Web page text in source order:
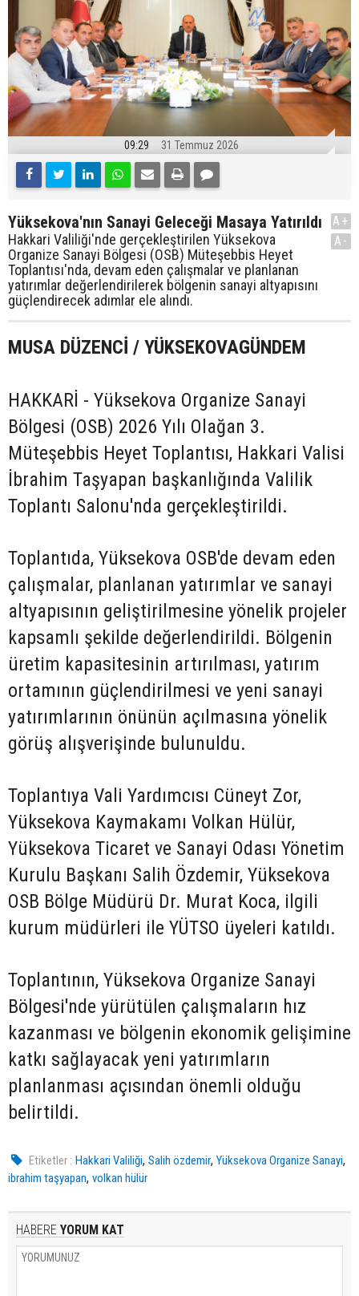
09:29 31 Temmuz 2026
Yüksekova'nın Sanayi Geleceği Masaya Yatırıldı
Hakkari Valiliği'nde gerçekleştirilen Yüksekova
Organize Sanayi Bölgesi (OSB) Müteşebbis Heyet
Toplantısı'nda, devam eden çalışmalar ve planlanan
yatırımlar değerlendirilerek bölgenin sanayi altyapısını
güçlendirecek adımlar ele alındı.
A+
A-
MUSA DÜZENCİ / YÜKSEKOVAGÜNDEM
HAKKARİ - Yüksekova Organize Sanayi
Bölgesi (OSB) 2026 Yılı Olağan 3.
Müteşebbis Heyet Toplantısı, Hakkari Valisi
İbrahim Taşyapan başkanlığında Valilik
Toplantı Salonu'nda gerçekleştirildi.
Toplantıda, Yüksekova OSB'de devam eden
çalışmalar, planlanan yatırımlar ve sanayi
altyapısının geliştirilmesine yönelik projeler
kapsamlı şekilde değerlendirildi. Bölgenin
üretim kapasitesinin artırılması, yatırım
ortamının güçlendirilmesi ve yeni sanayi
yatırımlarının önünün açılmasına yönelik
görüş alışverişinde bulunuldu.
Toplantıya Vali Yardımcısı Cüneyt Zor,
Yüksekova Kaymakamı Volkan Hülür,
Yüksekova Ticaret ve Sanayi Odası Yönetim
Kurulu Başkanı Salih Özdemir, Yüksekova
OSB Bölge Müdürü Dr. Murat Koca, ilgili
kurum müdürleri ile YÜTSO üyeleri katıldı.
Toplantının, Yüksekova Organize Sanayi
Bölgesi'nde yürütülen çalışmaların hız
kazanması ve bölgenin ekonomik gelişimine
katkı sağlayacak yeni yatırımların
planlanması açısından önemli olduğu
belirtildi.
Etiketler : Hakkari Valiliği,Salih özdemir,Yüksekova Organize Sanayi,
ibrahim taşyapan, volkan hülür
HABERE YORUM KAT